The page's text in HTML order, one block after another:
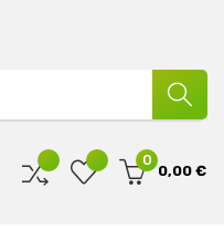
0
0,00 €